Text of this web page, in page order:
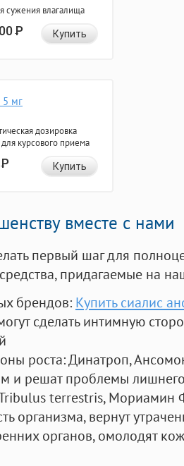
сужения влагалища
Р Купить
5 мг
дозировка
курсового приема
Р Купить
вместе с нами
первый шаг для
придагаемые на
брендов: Купить сиалис
сделать интимную
роста: Динатроп,
и решат проблемы
terrestris, Мориамин
организма, вернут
органов, омолодят